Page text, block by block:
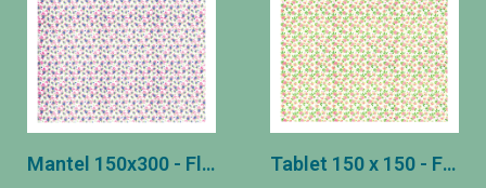
Mantel 150x300 - Flores rosas Tablet 150 x 150 - Flores verdes